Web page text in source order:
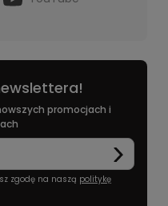
promocjach i
zgodę na naszą politykę